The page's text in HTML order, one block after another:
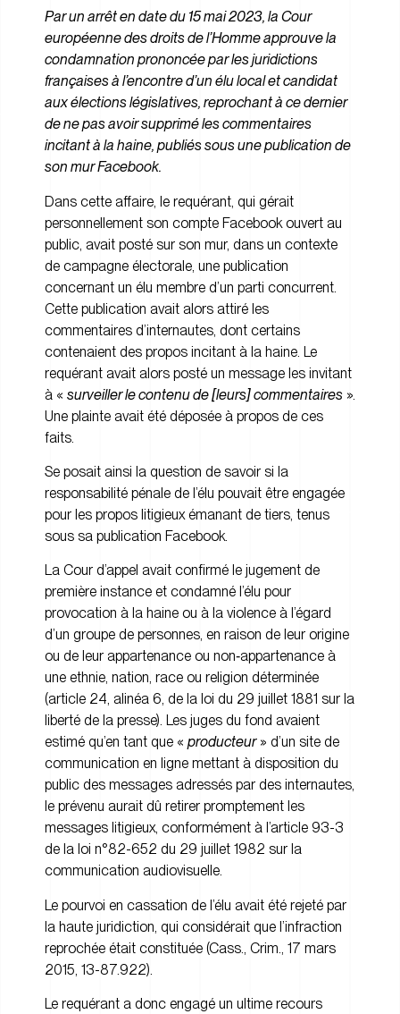
Par un arrêt en date du 15 mai 2023, la Cour
européenne des droits de l’Homme approuve la
condamnation prononcée par les juridictions
françaises à l’encontre d’un élu local et candidat
aux élections législatives, reprochant à ce dernier
de ne pas avoir supprimé les commentaires
incitant à la haine, publiés sous une publication de
son mur Facebook.
Dans cette affaire, le requérant, qui gérait
personnellement son compte Facebook ouvert au
public, avait posté sur son mur, dans un contexte
de campagne électorale, une publication
concernant un élu membre d’un parti concurrent.
Cette publication avait alors attiré les
commentaires d’internautes, dont certains
contenaient des propos incitant à la haine. Le
requérant avait alors posté un message les invitant
à « surveiller le contenu de [leurs] commentaires ».
Une plainte avait été déposée à propos de ces
faits.
Se posait ainsi la question de savoir si la
responsabilité pénale de l’élu pouvait être engagée
pour les propos litigieux émanant de tiers, tenus
sous sa publication Facebook.
La Cour d’appel avait confirmé le jugement de
première instance et condamné l’élu pour
provocation à la haine ou à la violence à l’égard
d’un groupe de personnes, en raison de leur origine
ou de leur appartenance ou non‑appartenance à
une ethnie, nation, race ou religion déterminée
(article 24, alinéa 6, de la loi du 29 juillet 1881 sur la
liberté de la presse). Les juges du fond avaient
estimé qu’en tant que « producteur» d’un site de
communication en ligne mettant à disposition du
public des messages adressés par des internautes,
le prévenu aurait dû retirer promptement les
messages litigieux, conformément à l’article 93-3
de la loi n°82-652 du 29 juillet 1982 sur la
communication audiovisuelle.
Le pourvoi en cassation de l’élu avait été rejeté par
la haute juridiction, qui considérait que l’infraction
reprochée était constituée (Cass., Crim., 17 mars
2015, 13-87.922).
Le requérant a donc engagé un ultime recours